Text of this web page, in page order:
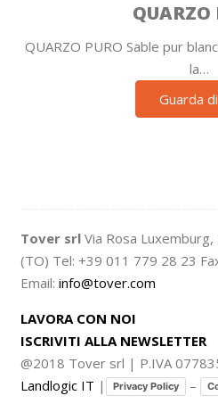
QUARZO
QUARZO PURO Sable pur
la…
Guarda
Tover srl Via Rosa
(TO) Tel: +39 011 779 28 23
Email: info@tover.com
LAVORA CON NOI
ISCRIVITI ALLA NEWSLETTER
@2018 Tover srl | P.IVA
Landlogic IT | Privacy Policy –